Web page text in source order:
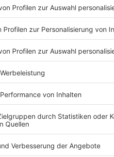
endet mit einem
Ausmaße an und Ralf wird
Velden an der
Und Prost auf 175 Folgen „NotAufnahme“.
den Werbepartnern und
Podcast schalten? Schickt
Denkzettel von der Decke,
nach Brandenburg, München, Velden an der
im sächsischen